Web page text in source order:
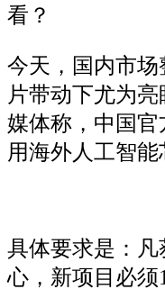
看？
今天，国内市
片带动下尤为
媒体称，中国
用海外人工智能
具体要求是：
心，新项目必须